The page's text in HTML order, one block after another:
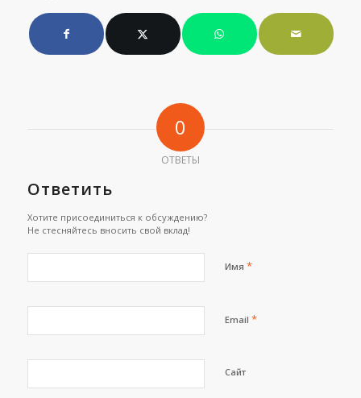
0
ОТВЕТЫ
Ответить
Хотите присоединиться к обсуждению?
Не стесняйтесь вносить свой вклад!
Имя *
Email *
Сайт